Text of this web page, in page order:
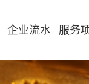
企业流水 服务